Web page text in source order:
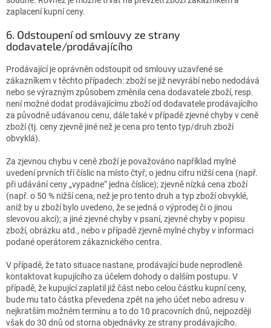
zaplacení kupní ceny.
6. Odstoupení od smlouvy ze strany
dodavatele/prodávajícího
Prodávající je oprávněn odstoupit od smlouvy uzavřené se
zákazníkem v těchto případech: zboží se již nevyrábí nebo nedodává
nebo se výrazným způsobem změnila cena dodavatele zboží, resp.
není možné dodat prodávajícímu zboží od dodavatele prodávajícího
za původně udávanou cenu, dále také v případě zjevné chyby v ceně
zboží (tj. ceny zjevně jiné než je cena pro tento typ/druh zboží
obvyklá).
Za zjevnou chybu v ceně zboží je považováno například mylné
uvedení prvních tří číslic na místo čtyř; o jednu cifru nižší cena (např.
při udávání ceny „vypadne“ jedna číslice); zjevně nízká cena zboží
(např. o 50 % nižší cena, než je pro tento druh a typ zboží obvyklé,
aniž by u zboží bylo uvedeno, že se jedná o výprodej či o jinou
slevovou akci); a jiné zjevné chyby v psaní, zjevné chyby v popisu
zboží, obrázku atd., nebo v případě zjevně mylné chyby v informaci
podané operátorem zákaznického centra.
V případě, že tato situace nastane, prodávající bude neprodleně
kontaktovat kupujícího za účelem dohody o dalším postupu. V
případě, že kupující zaplatil již část nebo celou částku kupní ceny,
bude mu tato částka převedena zpět na jeho účet nebo adresu v
nejkratším možném termínu a to do 10 pracovních dnů, nejpozději
však do 30 dnů od storna objednávky ze strany prodávajícího.